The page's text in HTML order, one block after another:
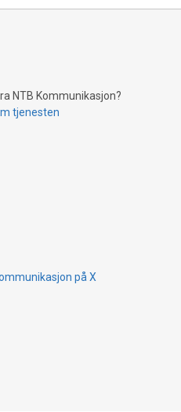
NTB Kommunikasjon?
tjenesten
på X